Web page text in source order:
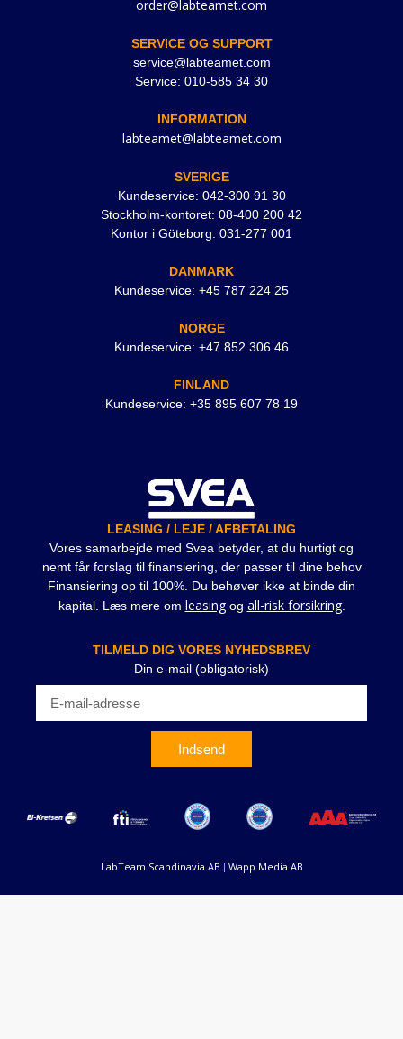
order@labteamet.com
SERVICE OG SUPPORT
service@labteamet.com
Service: 010-585 34 30
INFORMATION
labteamet@labteamet.com
SVERIGE
Kundeservice: 042-300 91 30
Stockholm-kontoret: 08-400 200 42
Kontor i Göteborg: 031-277 001
DANMARK
Kundeservice: +45 787 224 25
NORGE
Kundeservice: +47 852 306 46
FINLAND
Kundeservice: +35 895 607 78 19
LEASING / LEJE / AFBETALING
Vores samarbejde med Svea betyder, at du hurtigt og
nemt får forslag til finansiering, der passer til dine behov
Finansiering op til 100%. Du behøver ikke at binde din
kapital. Læs mere om leasingog all-risk forsikring.
TILMELD DIG VORES NYHEDSBREV
Din e-mail (obligatorisk)
Indsend
LabTeam Scandinavia AB | Wapp Media AB